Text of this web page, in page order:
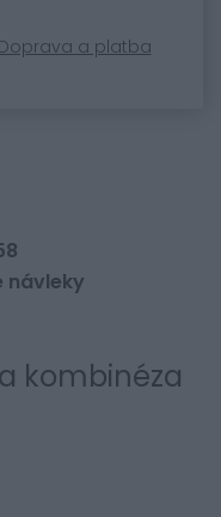
Doprava a platba
návleky
kombinéza